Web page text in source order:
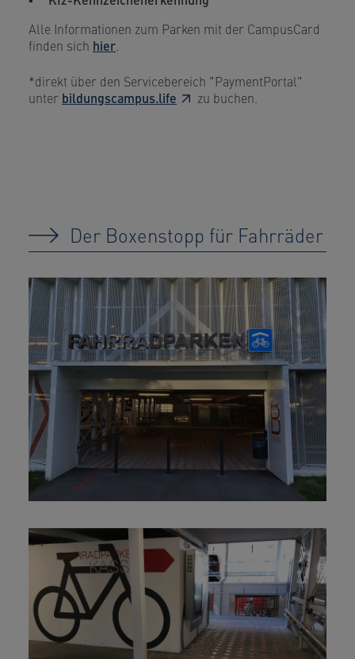
Alle Informationen zum Parken mit der CampusCard
finden sich hier
*direkt über den Servicebereich "PaymentPortal"
unter bildungscampus.life zu buchen.
Der Boxenstopp für Fahrräder